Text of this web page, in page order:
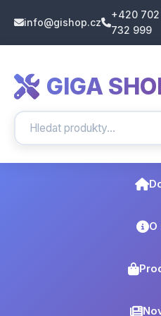
info@gishop.cz
+420 702
732 999
GIGA
O